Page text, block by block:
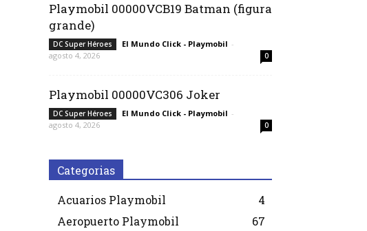
Playmobil 00000VCB19 Batman (figura
grande)
DC Super Héroes El Mundo Click - Playmobil -
agosto 4, 2026
0
Playmobil 00000VC306 Joker
DC Super Héroes El Mundo Click - Playmobil -
agosto 4, 2026
0
Categorias
Acuarios Playmobil
4
Aeropuerto Playmobil
67